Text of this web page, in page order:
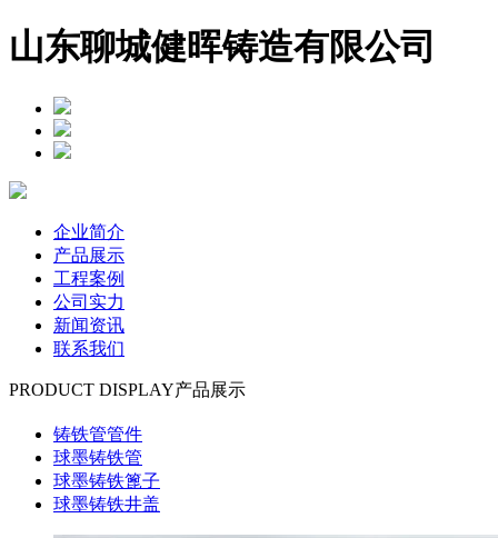
山东聊城健晖铸造有限公司
企业简介
产品展示
工程案例
公司实力
新闻资讯
联系我们
PRODUCT DISPLAY产品展示
铸铁管管件
球墨铸铁管
球墨铸铁篦子
球墨铸铁井盖